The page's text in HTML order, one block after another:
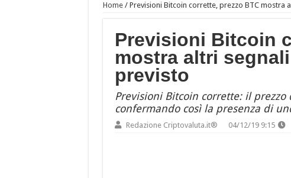
Home/ Previsioni Bitcoin corrette, prezzo BTC mostra
Previsioni Bitcoin
mostra altri
previsto
Previsioni Bitcoin corrette: il prezzo
confermando così la presenza di
Redazione Criptovaluta.it® 04/12/19 9:15